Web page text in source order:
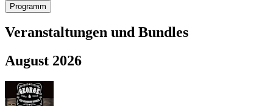
Programm
Veranstaltungen und Bundles
August 2026